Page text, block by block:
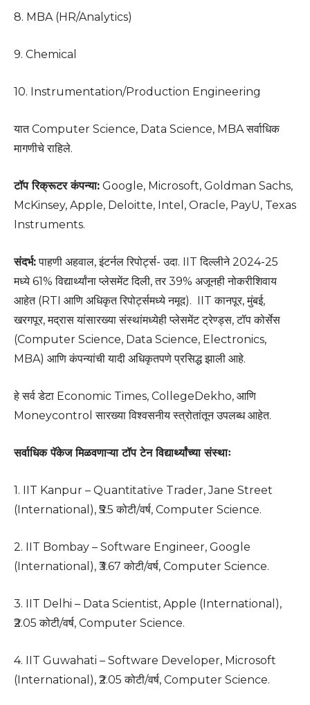
8. MBA (HR/Analytics)
9. Chemical
10. Instrumentation/Production Engineering
यात Computer Science, Data Science, MBA सर्वाधिक
मागणीचे राहिले.
टॉप रिक्रूटर कंपन्या: Google, Microsoft, Goldman Sachs,
McKinsey, Apple, Deloitte, Intel, Oracle, PayU, Texas
Instruments.
संदर्भ:पाहणी अहवाल, इंटर्नल रिपोर्ट्स- उदा. IIT दिल्लीने 2024-25
मध्ये 61% विद्यार्थ्यांना प्लेसमेंट दिली, तर 39% अजूनही नोकरीशिवाय
आहेत (RTI आणि अधिकृत रिपोर्ट्समध्ये नमूद). IIT कानपूर, मुंबई,
खरगपूर, मद्रास यांसारख्या संस्थांमध्येही प्लेसमेंट ट्रेण्ड्स, टॉप कोर्सेस
(Computer Science, Data Science, Electronics,
MBA) आणि कंपन्यांची यादी अधिकृतपणे प्रसिद्ध झाली आहे.
हे सर्व डेटा Economic Times, CollegeDekho, आणि
Moneycontrol सारख्या विश्वसनीय स्त्रोतांतून उपलब्ध आहेत.
सर्वाधिक पॅकेज मिळवणाऱ्या टॉप टेन विद्यार्थ्यांच्या संस्थाः
1. IIT Kanpur – Quantitative Trader, Jane Street
(International), ₹5.5 कोटी/वर्ष, Computer Science.
2. IIT Bombay – Software Engineer, Google
(International), ₹3.67 कोटी/वर्ष, Computer Science.
3. IIT Delhi – Data Scientist, Apple (International),
₹2.05 कोटी/वर्ष, Computer Science.
4. IIT Guwahati – Software Developer, Microsoft
(International), ₹2.05 कोटी/वर्ष, Computer Science.